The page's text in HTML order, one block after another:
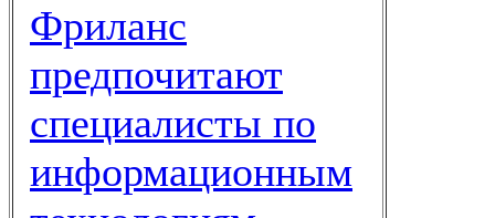
Фриланс
предпочитают
специалисты по
информационным